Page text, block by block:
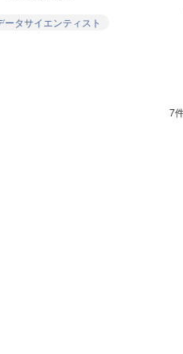
ータサイエンティスト
7